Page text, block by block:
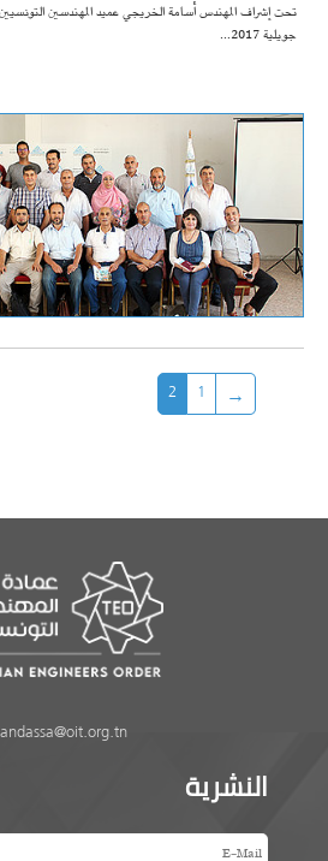
جويلية 2017…
1
2
النشرية